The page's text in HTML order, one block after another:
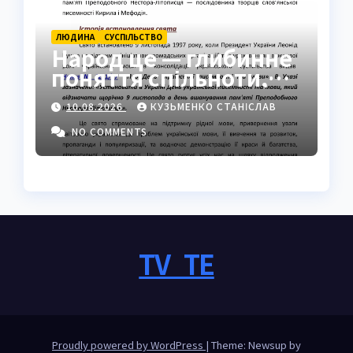
ЛЮДИНА СУCПІЛЬСТВО
Народ це — глибинне
поняття спільноти,
ідентичності та сили
10.08.2026
КУЗЬМЕНКО СТАНІСЛАВ
NO COMMENTS
TV_TE
Proudly powered by WordPress | Theme: Newsup by